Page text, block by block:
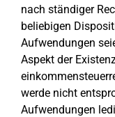
nach ständiger
beliebigen
Aufwendungen
Aspekt der
werde nicht
Aufwendungen